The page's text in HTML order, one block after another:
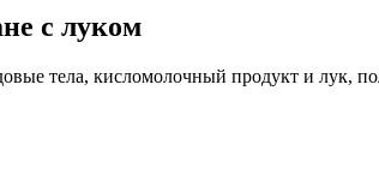
с луком
тела, кисломолочный продукт и лук,